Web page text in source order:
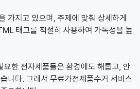
가지고 있으며, 주제에 맞춰 상세하게
태그를 적절히 사용하여 가독성을 높
요한 전자제품들은 환경에도 해롭고, 안
니다. 그래서 무료가전제품수거 서비스